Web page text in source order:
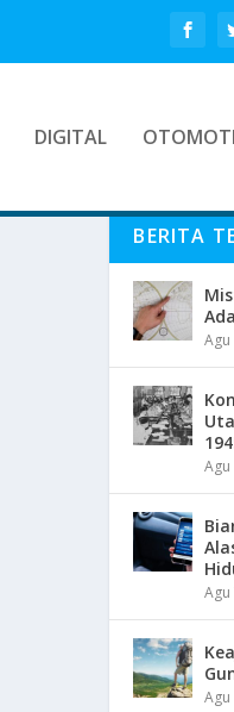
DIGITAL
BERITA
Agu
Agu
Agu
Agu